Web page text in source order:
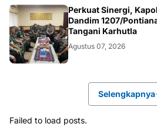
KALBAR
Perkuat Sinergi,
Dandim 1207/
Tangani Karhutla
Agustus 07, 2026
Selengkapnya
Failed to load posts.